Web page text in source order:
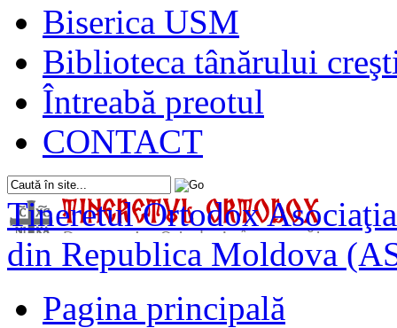
Biserica USM
Biblioteca tânărului
Întreabă preotul
CONTACT
Tineretul Ortodox
din Republica Moldova
Pagina principală